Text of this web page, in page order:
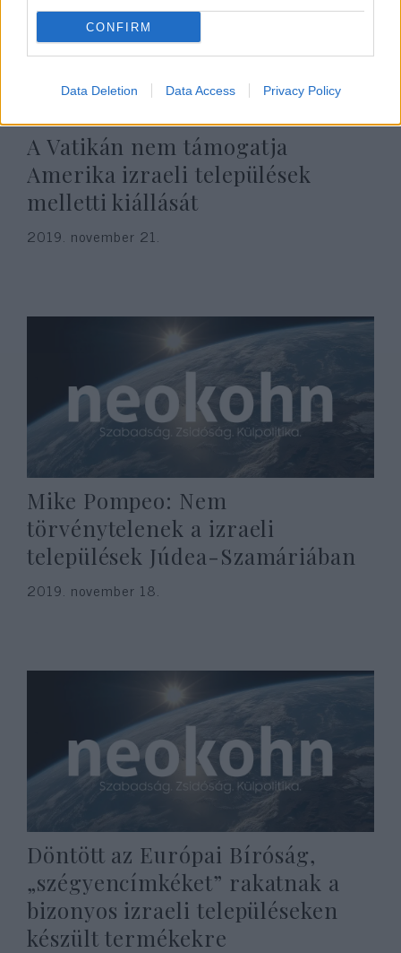
CONFIRM
Data Deletion Data Access Privacy Policy
A Vatikán nem támogatja
Amerika izraeli települések
melletti kiállását
2019. november 21.
Mike Pompeo: Nem
törvénytelenek a izraeli
települések Júdea-Szamáriában
2019. november 18.
Döntött az Európai Bíróság,
„szégyencímkéket” rakatnak a
bizonyos izraeli településeken
készült termékekre